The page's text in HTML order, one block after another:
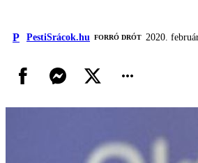
P PestiSrácok.hu FORRÓ DRÓT 2020.